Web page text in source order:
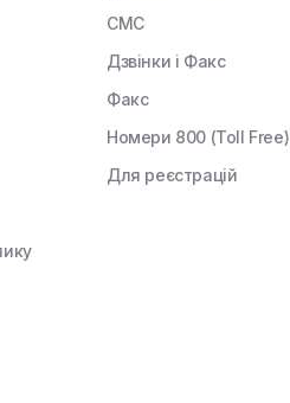
СМС
Дзвінки і Факс
Факс
Номери 800 (Toll Free)
Для реєстрацій